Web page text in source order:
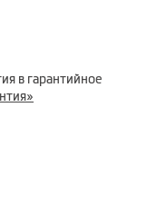
в гарантийное